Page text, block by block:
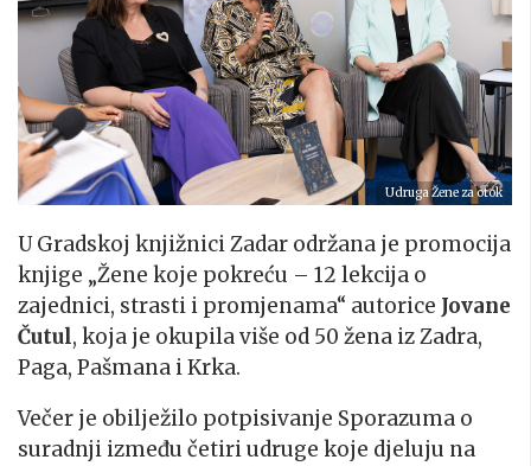
Udruga Žene za otok
U Gradskoj knjižnici Zadar održana je promocija
knjige „Žene koje pokreću – 12 lekcija o
zajednici, strasti i promjenama“ autorice Jovane
Čutul, koja je okupila više od 50 žena iz Zadra,
Paga, Pašmana i Krka.
Večer je obilježilo potpisivanje Sporazuma o
suradnji između četiri udruge koje djeluju na